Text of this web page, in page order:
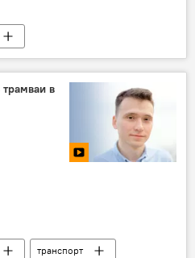
в
транспорт